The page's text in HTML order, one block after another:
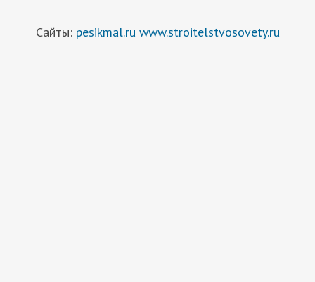
Сайты: pesikmal.ru www.stroitelstvosovety.ru